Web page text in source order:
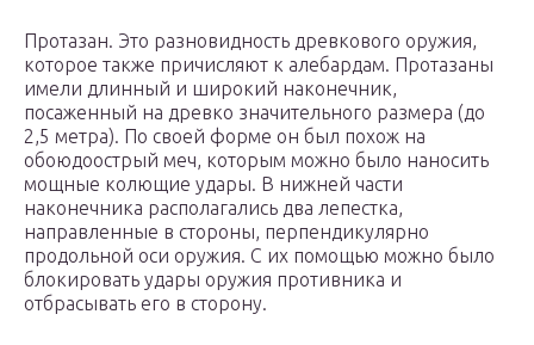
Протазан. Это разновидность древкового оружия,
которое также причисляют к алебардам. Протазаны
имели длинный и широкий наконечник,
посаженный на древко значительного размера (до
2,5 метра). По своей форме он был похож на
обоюдоострый меч, которым можно было наносить
мощные колющие удары. В нижней части
наконечника располагались два лепестка,
направленные в стороны, перпендикулярно
продольной оси оружия. С их помощью можно было
блокировать удары оружия противника и
отбрасывать его в сторону.